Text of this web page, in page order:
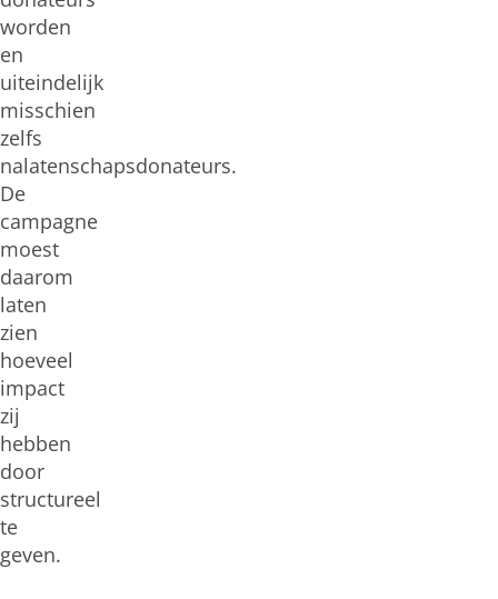
worden
en
uiteindelijk
misschien
zelfs
nalatenschapsdonateurs.
De
campagne
moest
daarom
laten
zien
hoeveel
impact
zij
hebben
door
structureel
te
geven.